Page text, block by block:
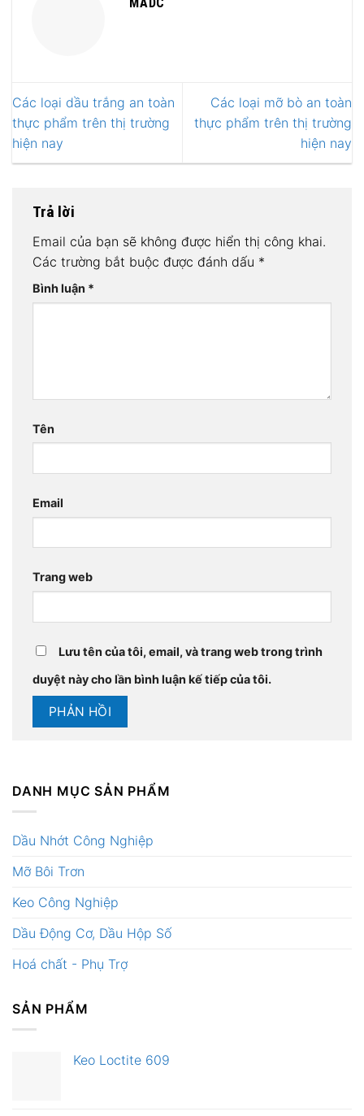
MADC
Các loại dầu trắng an toàn
thực phẩm trên thị trường
hiện nay
Các loại mỡ bò an toàn
thực phẩm trên thị trường
hiện nay
Trả lời
Email của bạn sẽ không được hiển thị công khai.
Các trường bắt buộc được đánh dấu *
Bình luận *
Tên
Email
Trang web
Lưu tên của tôi, email, và trang web trong trình
duyệt này cho lần bình luận kế tiếp của tôi.
DANH MỤC SẢN PHẨM
Dầu Nhớt Công Nghiệp
Mỡ Bôi Trơn
Keo Công Nghiệp
Dầu Động Cơ, Dầu Hộp Số
Hoá chất - Phụ Trợ
SẢN PHẨM
Keo Loctite 609